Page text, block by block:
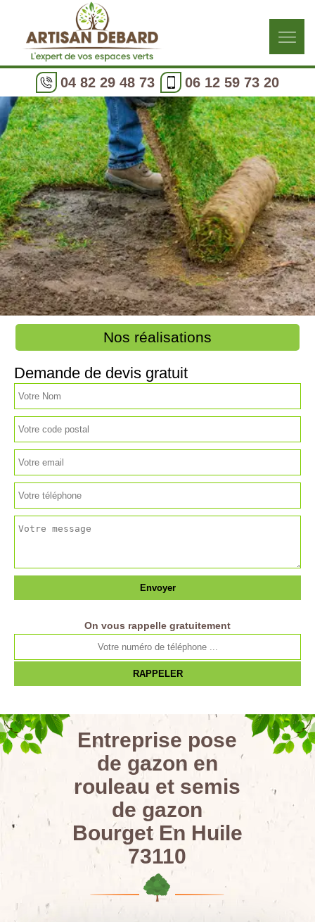
04 82 29 48 73 06 12 59 73 20
Nos réalisations
Demande de devis gratuit
On vous rappelle gratuitement
Entreprise pose
de gazon en
rouleau et semis
de gazon
Bourget En Huile
73110